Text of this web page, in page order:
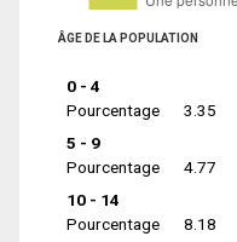
ÂGE DE LA POPULATION
0 - 4
Pourcentage
3.35
5 - 9
Pourcentage
4.77
10 - 14
Pourcentage
8.18